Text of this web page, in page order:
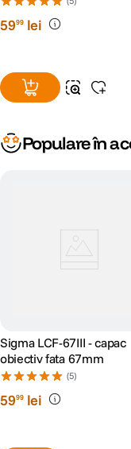
5999 lei
Populare în
Sigma LCF-67III - capac
obiectiv fata 67mm
(5)
5999 lei